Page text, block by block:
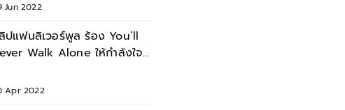
Jun 2022
แฟนลิเวอร์พูล ร้อง You’ll
Walk Alone ให้กำลังใจ
Apr 2022